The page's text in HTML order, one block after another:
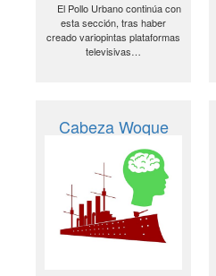
El Pollo Urbano continúa con
esta sección, tras haber
creado variopintas plataformas
televisivas…
Cabeza Woque